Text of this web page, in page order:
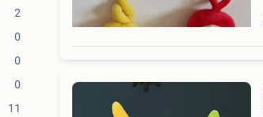
2
0
0
0
11